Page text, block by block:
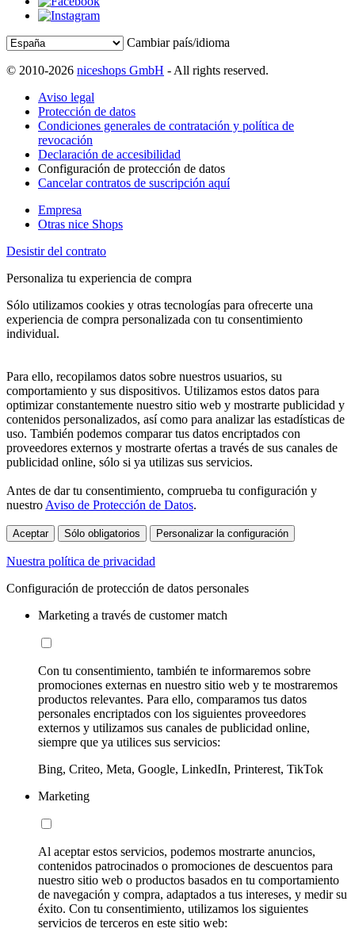
Cambiar país/idioma
© 2010-2026 niceshops GmbH - All rights reserved.
Aviso legal
Protección de datos
Condiciones generales de contratación y política de
revocación
Declaración de accesibilidad
Configuración de protección de datos
Cancelar contratos de suscripción aquí
Empresa
Otras nice Shops
Desistir del contrato
Personaliza tu experiencia de compra
Sólo utilizamos cookies y otras tecnologías para ofrecerte una
experiencia de compra personalizada con tu consentimiento
individual.
Para ello, recopilamos datos sobre nuestros usuarios, su
comportamiento y sus dispositivos. Utilizamos estos datos para
optimizar constantemente nuestro sitio web y mostrarte publicidad y
contenidos personalizados, así como para analizar las estadísticas de
uso. También podemos comparar tus datos encriptados con
proveedores externos y mostrarte ofertas a través de sus canales de
publicidad online, sólo si ya utilizas sus servicios.
Antes de dar tu consentimiento, comprueba tu configuración y
nuestro Aviso de Protección de Datos.
Aceptar Sólo obligatorios Personalizar la configuración
Nuestra política de privacidad
Configuración de protección de datos personales
Marketing a través de customer match
Con tu consentimiento, también te informaremos sobre
promociones externas en nuestro sitio web y te mostraremos
productos relevantes. Para ello, comparamos tus datos
personales encriptados con los siguientes proveedores
externos y utilizamos sus canales de publicidad online,
siempre que ya utilices sus servicios:
Bing, Criteo, Meta, Google, LinkedIn, Printerest, TikTok
Marketing
Al aceptar estos servicios, podemos mostrarte anuncios,
contenidos patrocinados o promociones de descuentos para
nuestro sitio web o productos basados en tu comportamiento
de navegación y compra, adaptados a tus intereses, y medir su
éxito. Con tu consentimiento, utilizamos los siguientes
servicios de terceros en este sitio web: